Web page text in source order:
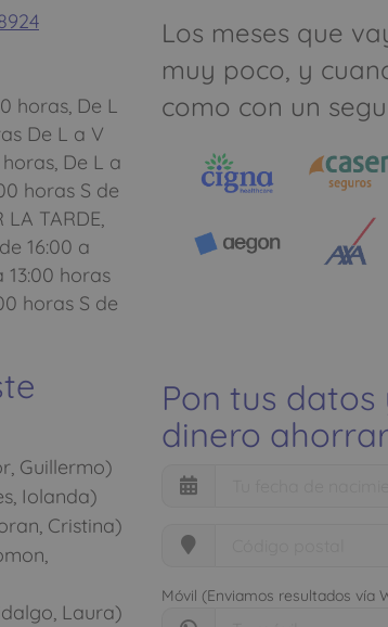
horas, De L
De L a V
De L a
horas S de
LA TARDE,
16:00 a
13:00 horas
horas S de
Guillermo)
Iolanda)
Cristina)
Laura)
Los meses que
muy poco, y
como con un
Pon tus
dinero
Móvil (Enviamos resultados vía